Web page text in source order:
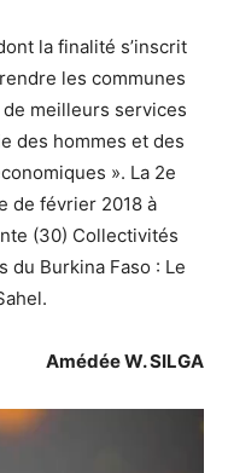
la finalité s’inscrit
les communes
meilleurs services
des hommes et des
». La 2e
de février 2018 à
(30) Collectivités
Burkina Faso : Le
Amédée W. SILGA